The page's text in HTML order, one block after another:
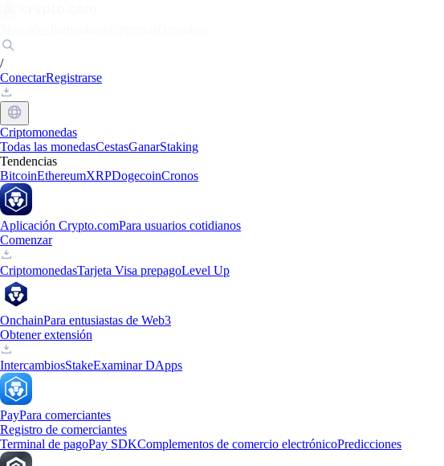
/
ConectarRegistrarse
Criptomonedas
Todas las monedasCestasGanarStaking
Tendencias
BitcoinEthereumXRPDogecoinCronos
Aplicación Crypto.comPara usuarios cotidianos
Comenzar
CriptomonedasTarjeta Visa prepagoLevel Up
OnchainPara entusiastas de Web3
Obtener extensión
IntercambiosStakeExaminar DApps
PayPara comerciantes
Registro de comerciantes
Terminal de pagoPay SDKComplementos de comercio electrónicoPredicciones